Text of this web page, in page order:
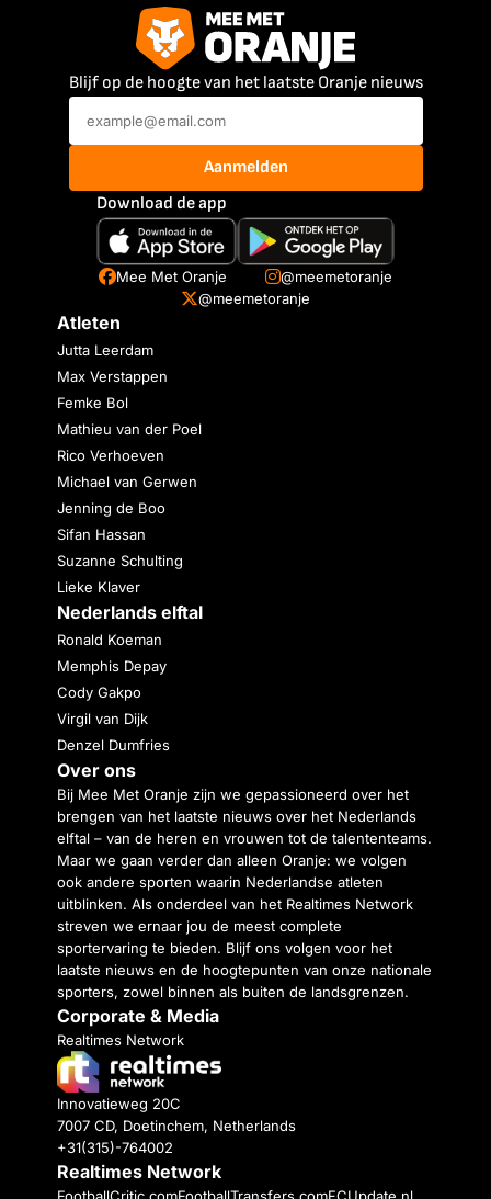
Blijf op de hoogte van het laatste Oranje nieuws
Aanmelden
Download de app
Mee Met Oranje
@meemetoranje
@meemetoranje
Atleten
Jutta Leerdam
Max Verstappen
Femke Bol
Mathieu van der Poel
Rico Verhoeven
Michael van Gerwen
Jenning de Boo
Sifan Hassan
Suzanne Schulting
Lieke Klaver
Nederlands elftal
Ronald Koeman
Memphis Depay
Cody Gakpo
Virgil van Dijk
Denzel Dumfries
Over ons
Bij Mee Met Oranje zijn we gepassioneerd over het
brengen van het laatste nieuws over het Nederlands
elftal – van de heren en vrouwen tot de talententeams.
Maar we gaan verder dan alleen Oranje: we volgen
ook andere sporten waarin Nederlandse atleten
uitblinken. Als onderdeel van het Realtimes Network
streven we ernaar jou de meest complete
sportervaring te bieden. Blijf ons volgen voor het
laatste nieuws en de hoogtepunten van onze nationale
sporters, zowel binnen als buiten de landsgrenzen.
Corporate & Media
Realtimes Network
Innovatieweg 20C
7007 CD, Doetinchem, Netherlands
+31(315)-764002
Realtimes Network